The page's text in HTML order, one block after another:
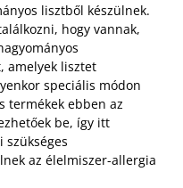
lisztből készülnek.
hogy vannak,
amelyek lisztet
speciális módon
termékek ebben az
be, így itt
az élelmiszer-allergia